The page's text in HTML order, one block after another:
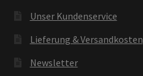
Unser Kundenservice
Lieferung & Versandkosten
Newsletter